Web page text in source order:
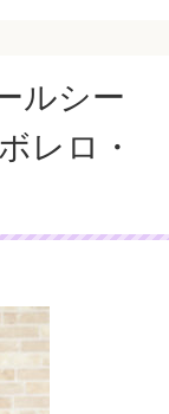
ルシー
レロ・